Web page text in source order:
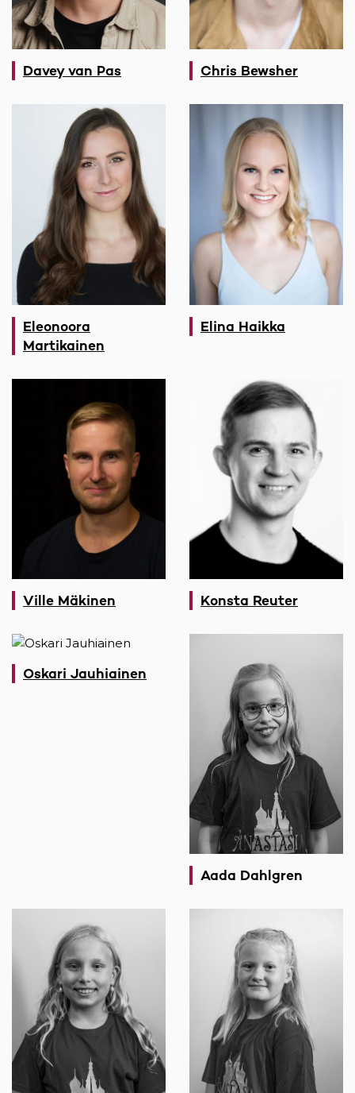
Davey van Pas Chris Bewsher
Eleonoora
Martikainen
Elina Haikka
Ville Mäkinen Konsta Reuter
Oskari Jauhiainen
Aada Dahlgren